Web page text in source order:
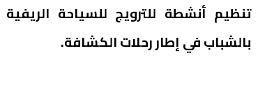
تنظيم أنشطة للترويج للسياحة
بالشباب في إطار رحلات الكشافة.